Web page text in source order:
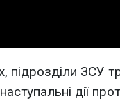
підрозділи ЗСУ
дії